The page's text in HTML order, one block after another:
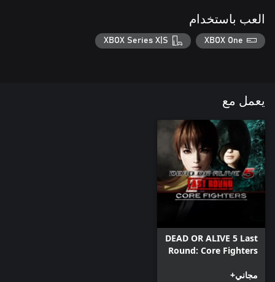
العب باستخدام
XBOX One
XBOX Series X|S
يعمل مع
DEAD OR ALIVE 5 Last
Round: Core Fighters
مجاني+